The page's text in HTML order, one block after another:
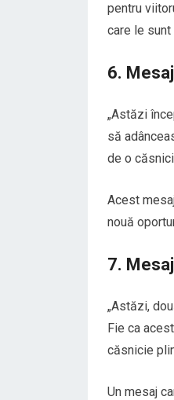
pentru
care le sunt
6.
„Astăzi
să
de o
Acest
nouă
7.
„Astăzi,
Fie ca
căsnicie
Un mesaj